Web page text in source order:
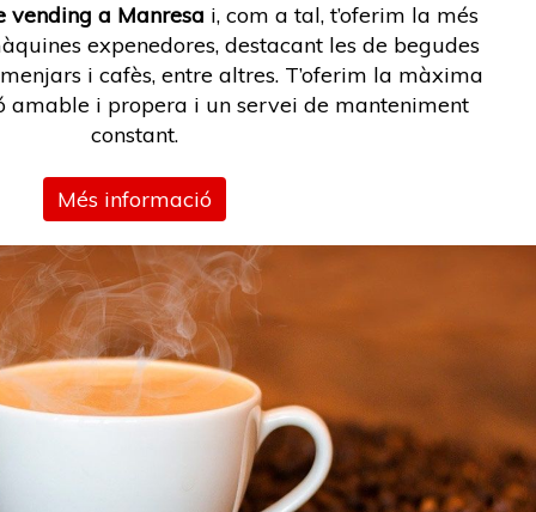
vending a Manresa i, com a tal, t’oferim la més
expenedores, destacant les de begudes
i cafès, entre altres. T’oferim la màxima
amable i propera i un servei de manteniment
constant.
Més informació